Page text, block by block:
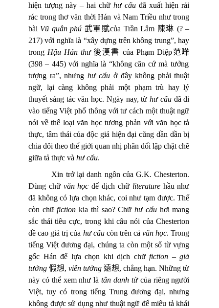
hiện tượng này – hai chữhư cấu đã xuất hiện rải
rác trong thơ văn thời Hán và Nam Triều như trong
bài Vũ quân phú 武軍賦của Trần Lâm 陳琳 (? –
217) với nghĩa là “xây dựng trên không trung”, hay
trong Hậu Hán thư 後漢書 của Phạm Diệp范曄
(398 – 445) với nghĩa là “không căn cứ mà tưởng
tượng ra”, nhưng hư cấu ở đây không phải thuật
ngữ, lại càng không phải một phạm trù hay lý
thuyết sáng tác văn học. Ngày nay, từhư cấuđã đi
vào tiếng Việt phổ thông với tư cách một thuật ngữ
nói về thể loại văn học tương phản với văn học tả
thực, tâm thái của độc giả hiện đại cũng dần dần bị
chia đôi theo thế giới quan nhị phân đối lập chặt chẽ
giữa tả thực và hư cấu.
Xin trở lại danh ngôn của G.K. Chesterton.
Dùng chữ văn học để dịch chữ literaturehầu như
đã không có lựa chọn khác, coi như tạm được. Thế
còn chữfiction kia thì sao? Chữhư cấuhơi mang
sắc thái tiêu cực, trong khi câu nói của Chesterton
đề cao giá trị của hư cấucòn trên cảvăn học. Trong
tiếng Việt đương đại, chúng ta còn một số từ vựng
gốc Hán để lựa chọn khi dịch chữfiction –giả
tưởng假想,viễn tưởng遠想, chẳng hạn. Những từ
này có thể xem như làtân danh từcủa riêng người
Việt, tuy có trong tiếng Trung đương đại, nhưng
không được sử dụng như thuật ngữ để miêu tả khái